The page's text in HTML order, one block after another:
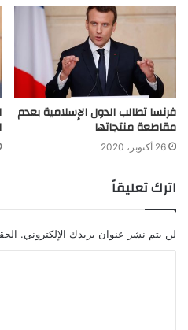
الوشيك، بينما لا يزال قرار نجم
تصريحات كاني ويست تغضب
فرنسا تطالب الدول الإسلامية بعدم
مقاطعة منتجاتها
26 أكتوبر، 2020
اترك تعليقاً
لن يتم نشر عنوان بريدك الإلكتروني.